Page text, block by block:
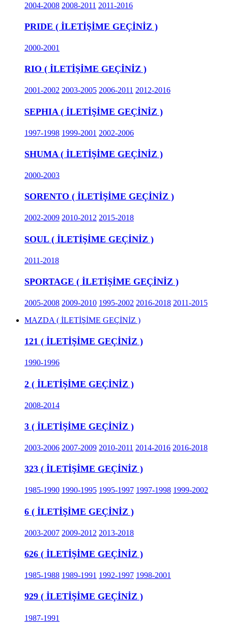
2004-2008 2008-2011 2011-2016
PRIDE ( İLETİŞİME GEÇİNİZ )
2000-2001
RIO ( İLETİŞİME GEÇİNİZ )
2001-2002 2003-2005 2006-2011 2012-2016
SEPHIA ( İLETİŞİME GEÇİNİZ )
1997-1998 1999-2001 2002-2006
SHUMA ( İLETİŞİME GEÇİNİZ )
2000-2003
SORENTO ( İLETİŞİME GEÇİNİZ )
2002-2009 2010-2012 2015-2018
SOUL ( İLETİŞİME GEÇİNİZ )
2011-2018
SPORTAGE ( İLETİŞİME GEÇİNİZ )
2005-2008 2009-2010 1995-2002 2016-2018 2011-2015
MAZDA ( İLETİŞİME GEÇİNİZ )
121 ( İLETİŞİME GEÇİNİZ )
1990-1996
2 ( İLETİŞİME GEÇİNİZ )
2008-2014
3 ( İLETİŞİME GEÇİNİZ )
2003-2006 2007-2009 2010-2011 2014-2016 2016-2018
323 ( İLETİŞİME GEÇİNİZ )
1985-1990 1990-1995 1995-1997 1997-1998 1999-2002
6 ( İLETİŞİME GEÇİNİZ )
2003-2007 2009-2012 2013-2018
626 ( İLETİŞİME GEÇİNİZ )
1985-1988 1989-1991 1992-1997 1998-2001
929 ( İLETİŞİME GEÇİNİZ )
1987-1991